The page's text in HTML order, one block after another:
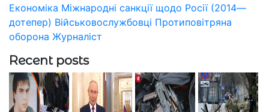
Економіка Міжнародні санкції щодо Росії (2014—
дотепер) Військовослужбовці Протиповітряна
оборона Журналіст
Recent posts